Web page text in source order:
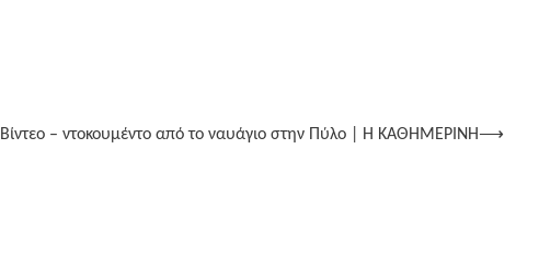
Βίντεο – ντοκουμέντο από το ναυάγιο στην Πύλο | Η ΚΑΘΗΜΕΡΙΝΗ⟶